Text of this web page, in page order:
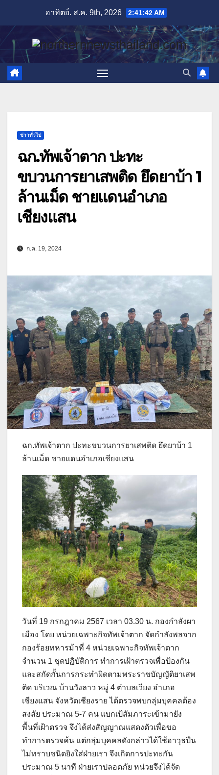
content
อาทิตย์. ส.ค. 9th, 2026 2:41:44 AM
ข่าวทั่วไป
ฉก.ทัพเจ้าตาก ปะทะ
ขบวนการยาเสพติด ยึดยาบ้า 1
ล้านเม็ด ชายแดนอำเภอ
เชียงแสน
ก.ค. 19, 2024
ฉก.ทัพเจ้าตาก ปะทะขบวนการยาเสพติด ยึดยาบ้า 1
ล้านเม็ด ชายแดนอำเภอเชียงแสน
วันที่ 19 กรกฎาคม 2567 เวลา 03.30 น. กองกำลังผา
เมือง โดย หน่วยเฉพาะกิจทัพเจ้าตาก จัดกำลังพลจาก
กองร้อยทหารม้าที่ 4 หน่วยเฉพาะกิจทัพเจ้าตาก
จำนวน 1 ชุดปฏิบัติการ ทำการเฝ้าตรวจเพื่อป้องกัน
และสกัดกั้นการกระทำผิดตามพระราชบัญญัติยาเสพ
ติด บริเวณ บ้านวังลาว หมู่ 4 ตำบลเวียง อำเภอ
เชียงแสน จังหวัดเชียงราย ได้ตรวจพบกลุ่มบุคคลต้อง
สงสัย ประมาณ 5-7 คน แบกเป้สัมภาระเข้ามายัง
พื้นที่เฝ้าตรวจ จึงได้ส่งสัญญาณแสดงตัวเพื่อขอ
ทำการตรวจค้น แต่กลุ่มบุคคลดังกล่าวได้ใช้อาวุธปืน
ไม่ทราบชนิดยิงใส่ฝ่ายเรา จึงเกิดการปะทะกัน
ประมาณ 5 นาที ฝ่ายเราปลอดภัย หน่วยจึงได้จัด